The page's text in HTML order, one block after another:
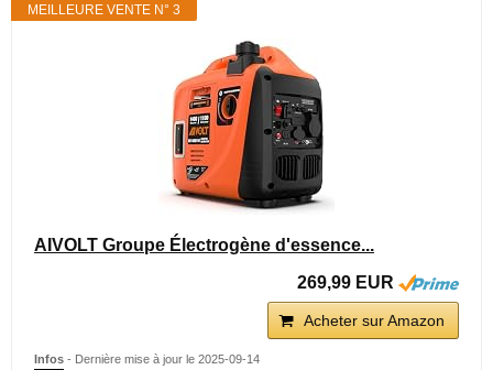
MEILLEURE VENTE N° 3
AIVOLT Groupe Électrogène d'essence...
269,99 EUR
Acheter sur Amazon
Infos - Dernière mise à jour le 2025-09-14